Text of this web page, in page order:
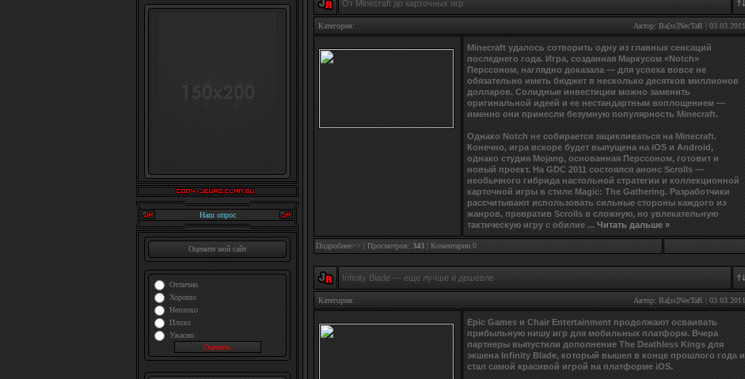
Наш опрос
Оцените мой сайт
Отлично
Хорошо
Неплохо
Плохо
Ужасно
От Minecraft до карточных игр
Категория: Автор: Ba[ss]NecTaR | 03.03.2011
Minecraft удалось сотворить одну из главных сенсаций
последнего года. Игра, созданная Маркусом «Notch»
Перссоном, наглядно доказала — для успеха вовсе не
обязательно иметь бюджет в несколько десятков миллионов
долларов. Солидные инвестиции можно заменить
оригинальной идеей и ее нестандартным воплощением —
именно они принесли безумную популярность Minecraft.
Однако Notch не собирается зацикливаться на Minecraft.
Конечно, игра вскоре будет выпущена на iOS и Android,
однако студия Mojang, основанная Перссоном, готовит и
новый проект. На GDC 2011 состоялся анонс Scrolls —
необычного гибрида настольной стратегии и коллекционной
карточной игры в стиле Magic: The Gathering. Разработчики
рассчитывают использовать сильные стороны каждого из
жанров, превратив Scrolls в сложную, но увлекательную
тактическую игру с обилие ... Читать дальше »
Подробнее>> | Просмотров: 343 Коментарии 0
Infinity Blade — еще лучше и дешевле
Категория: Автор: Ba[ss]NecTaR | 03.03.2011
Epic Games и Chair Entertainment продолжают осваивать
прибыльную нишу игр для мобильных платформ. Вчера
партнеры выпустили дополнение The Deathless Kings для
экшена Infinity Blade, который вышел в конце прошлого года и
стал самой красивой игрой на платформе iOS.